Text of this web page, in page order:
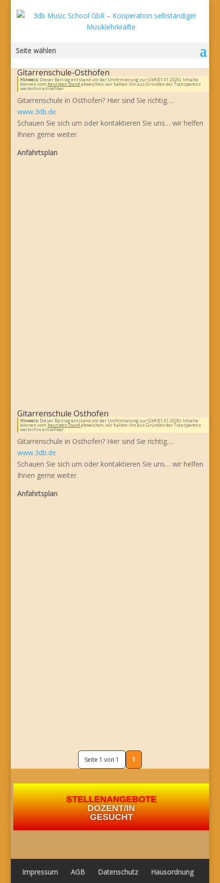
Seite wählen
Gitarrenschule-Osthofen
Hinweis:Dieser Beitrag entstand vor der Umfirmierung zur GbR (01.01.2026). Inhalte
können vom heutigen Stand abweichen; wir halten ihn aus Gründen der Transparenz
weiterhin einsehbar.
Gitarrenschule in Osthofen? Hier sind Sie richtig….
www.3db.de
Schauen Sie sich um oder kontaktieren Sie uns… wir helfen
Ihnen gerne weiter.
Anfahrtsplan
Gitarrenschule Osthofen
Hinweis:Dieser Beitrag entstand vor der Umfirmierung zur GbR (01.01.2026). Inhalte
können vom heutigen Stand abweichen; wir halten ihn aus Gründen der Transparenz
weiterhin einsehbar.
Gitarrenschule in Osthofen? Hier sind Sie richtig….
www.3db.de
Schauen Sie sich um oder kontaktieren Sie uns… wir helfen
Ihnen gerne weiter.
Anfahrtsplan
Seite 1 von 1 1
STELLENANGEBOTE
DOZENT/IN
GESUCHT
Impressum AGB Datenschutz Hausordnung